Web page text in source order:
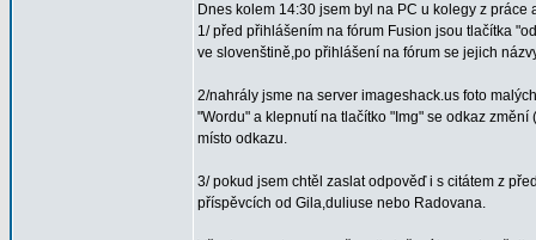
Dnes kolem 14:30 jsem byl na PC u kolegy z
1/ před přihlášením na fórum Fusion jsou tlačítka
ve slovenštině,po přihlášení na fórum se jejich
2/nahrály jsme na server imageshack.us foto
"Wordu" a klepnutí na tlačítko "Img" se odkaz
místo odkazu.
3/ pokud jsem chtěl zaslat odpověď i s citátem z
příspěvcích od Gila,duliuse nebo Radovana.